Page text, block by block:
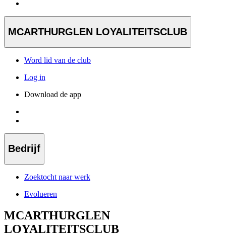
MCARTHURGLEN LOYALITEITSCLUB
Word lid van de club
Log in
Download de app
Bedrijf
Zoektocht naar werk
Evolueren
MCARTHURGLEN
LOYALITEITSCLUB